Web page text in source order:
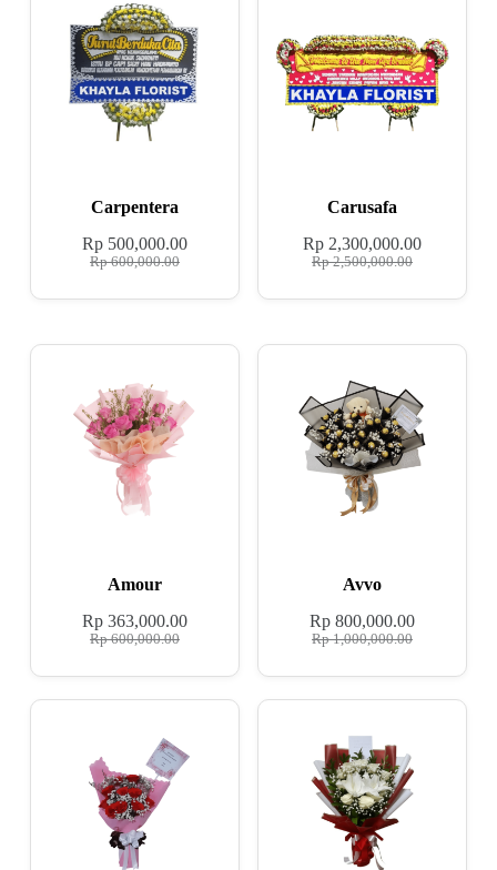
Carpentera
Rp600,000.00
Rp500,000.00
Carusafa
Rp2,500,000.00
Rp 2,300,000.00
Amour
Rp600,000.00
Rp363,000.00
Avvo
Rp1,000,000.00
Rp 800,000.00